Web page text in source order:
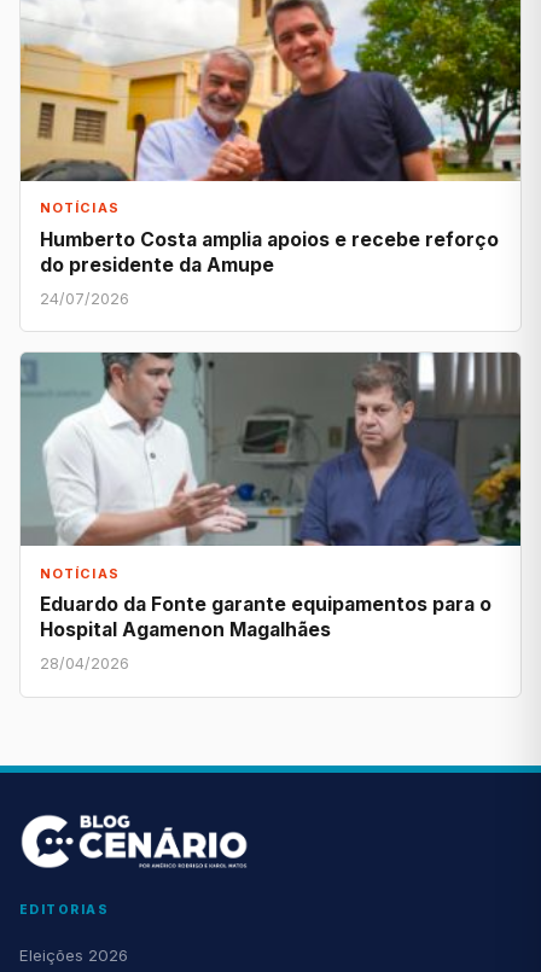
NOTÍCIAS
Humberto Costa amplia apoios e recebe reforço
do presidente da Amupe
24/07/2026
NOTÍCIAS
Eduardo da Fonte garante equipamentos para o
Hospital Agamenon Magalhães
28/04/2026
EDITORIAS
Eleições 2026